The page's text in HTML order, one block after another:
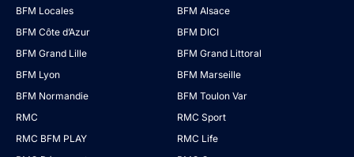
BFM Locales
BFM Alsace
BFM Côte d’Azur
BFM DICI
BFM Grand Lille
BFM Grand Littoral
BFM Lyon
BFM Marseille
BFM Normandie
BFM Toulon Var
RMC
RMC Sport
RMC BFM PLAY
RMC Life